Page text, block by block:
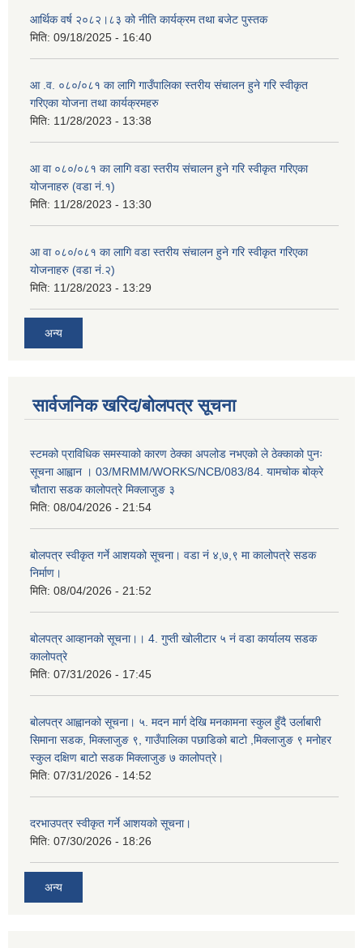
आर्थिक वर्ष २०८२।८३ को नीति कार्यक्रम तथा बजेट पुस्तक
मिति: 09/18/2025 - 16:40
आ .व. ०८०/०८१ का लागि गाउँपालिका स्तरीय संचालन हुने गरि स्वीकृत
गरिएका योजना तथा कार्यक्रमहरु
मिति: 11/28/2023 - 13:38
आ वा ०८०/०८१ का लागि वडा स्तरीय संचालन हुने गरि स्वीकृत गरिएका
योजनाहरु (वडा नं.१)
मिति: 11/28/2023 - 13:30
आ वा ०८०/०८१ का लागि वडा स्तरीय संचालन हुने गरि स्वीकृत गरिएका
योजनाहरु (वडा नं.२)
मिति: 11/28/2023 - 13:29
अन्य
सार्वजनिक खरिद/बोलपत्र सूचना
स्टमको प्राविधिक समस्याको कारण ठेक्का अपलोड नभएको ले ठेक्काको पुनः
सूचना आह्वान । 03/MRMM/WORKS/NCB/083/84. यामचोक बोक्रे
चौतारा सडक कालोपत्रे मिक्लाजुङ ३
मिति: 08/04/2026 - 21:54
बोलपत्र स्वीकृत गर्ने आशयको सूचना। वडा नं ४,७,९ मा कालोपत्रे सडक
निर्माण।
मिति: 08/04/2026 - 21:52
बोलपत्र आव्हानको सूचना।। 4. गुप्ती खोलीटार ५ नं वडा कार्यालय सडक
कालोपत्रे
मिति: 07/31/2026 - 17:45
बोलपत्र आह्वानको सूचना। ५. मदन मार्ग देखि मनकामना स्कुल हुँदै उर्लाबारी
सिमाना सडक, मिक्लाजुङ ९, गाउँपालिका पछाडिको बाटो ,मिक्लाजुङ ९ मनोहर
स्कुल दक्षिण बाटो सडक मिक्लाजुङ ७ कालोपत्रे।
मिति: 07/31/2026 - 14:52
दरभाउपत्र स्वीकृत गर्ने आशयको सूचना।
मिति: 07/30/2026 - 18:26
अन्य